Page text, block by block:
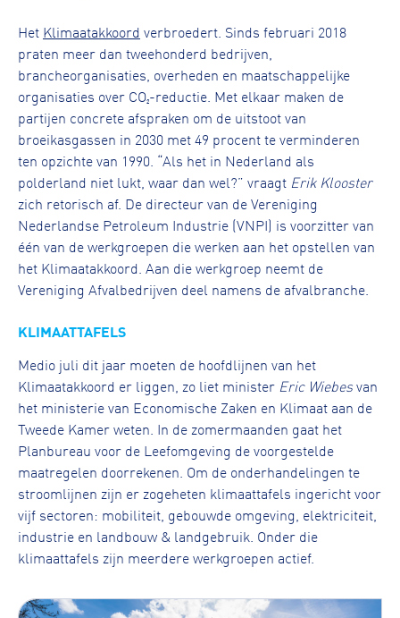
Het Klimaatakkoord verbroedert. Sinds februari 2018
praten meer dan tweehonderd bedrijven,
brancheorganisaties, overheden en maatschappelijke
organisaties over CO₂-reductie. Met elkaar maken de
partijen concrete afspraken om de uitstoot van
broeikasgassen in 2030 met 49 procent te verminderen
ten opzichte van 1990. “Als het in Nederland als
polderland niet lukt, waar dan wel?” vraagt Erik Klooster
zich retorisch af. De directeur van de Vereniging
Nederlandse Petroleum Industrie (VNPI) is voorzitter van
één van de werkgroepen die werken aan het opstellen van
het Klimaatakkoord. Aan die werkgroep neemt de
Vereniging Afvalbedrijven deel namens de afvalbranche.
KLIMAATTAFELS
Medio juli dit jaar moeten de hoofdlijnen van het
Klimaatakkoord er liggen, zo liet minister Eric Wiebesvan
het ministerie van Economische Zaken en Klimaat aan de
Tweede Kamer weten. In de zomermaanden gaat het
Planbureau voor de Leefomgeving de voorgestelde
maatregelen doorrekenen. Om de onderhandelingen te
stroomlijnen zijn er zogeheten klimaattafels ingericht voor
vijf sectoren: mobiliteit, gebouwde omgeving, elektriciteit,
industrie en landbouw & landgebruik. Onder die
klimaattafels zijn meerdere werkgroepen actief.